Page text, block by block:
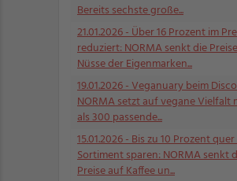
Bereits sechste große...
21.01.2026- Über 16 Prozent im
reduziert: NORMA senkt die
Nüsse der Eigenmarken...
19.01.2026- Veganuary beim
NORMA setzt auf vegane Vielfalt
als 300 passende...
15.01.2026- Bis zu 10 Prozent
Sortiment sparen: NORMA senkt
Preise auf Kaffee un...